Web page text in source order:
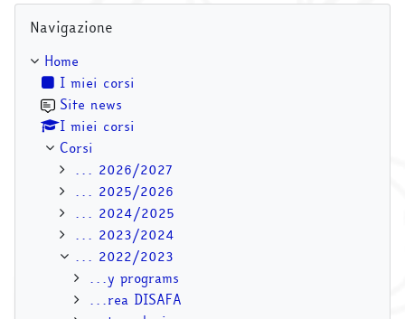
Salta Navigazione
Navigazione
Home
I miei corsi
Site news
I miei corsi
Corsi
... 2026/2027
... 2025/2026
... 2024/2025
... 2023/2024
... 2022/2023
...y programs
...rea DISAFA